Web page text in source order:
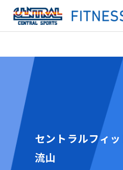
セントラルフィ
流山